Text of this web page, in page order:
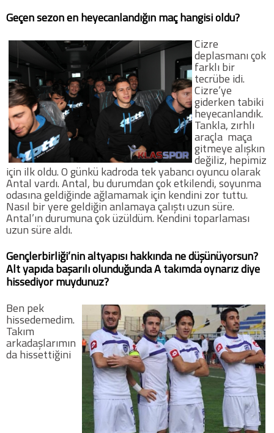
Geçen sezon en heyecanlandığın maç hangisi oldu?
Cizre
deplasmanı çok
farklı bir
tecrübe idi.
Cizre’ye
giderken tabiki
heyecanlandık.
Tankla, zırhlı
araçla maça
gitmeye alışkın
değiliz, hepimiz
için ilk oldu. O günkü kadroda tek yabancı oyuncu olarak
Antal vardı. Antal, bu durumdan çok etkilendi, soyunma
odasına geldiğinde ağlamamak için kendini zor tuttu.
Nasıl bir yere geldiğin anlamaya çalıştı uzun süre.
Antal’ın durumuna çok üzüldüm. Kendini toparlaması
uzun süre aldı.
Gençlerbirliği’nin altyapısı hakkında ne düşünüyorsun?
Alt yapıda başarılı olunduğunda A takımda oynarız diye
hissediyor muydunuz?
Ben pek
hissedemedim.
Takım
arkadaşlarımın
da hissettiğini